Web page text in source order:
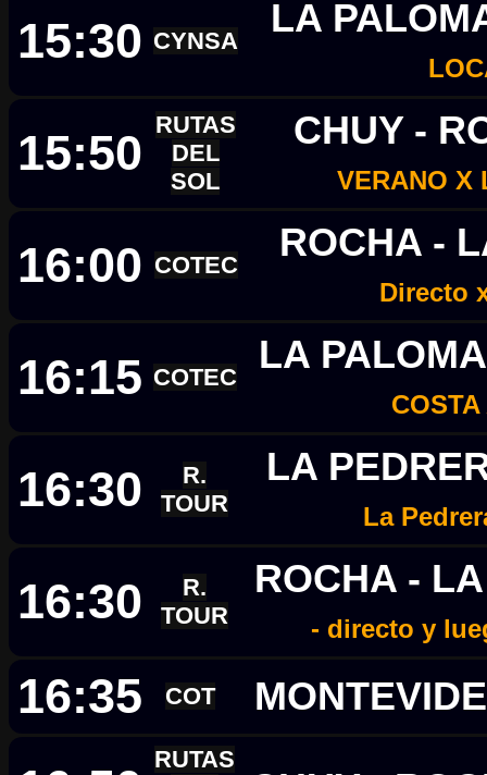
15:30 CYNSA
LA
15:50
RUTAS
DEL
SOL
CHUY -
VERANO X
16:00 COTEC
ROCHA -
Directo
16:15 COTEC
LA
16:30
R.
TOUR
LA
La
16:30
R.
TOUR
ROCHA -
- directo y
16:35 COT
RUTAS